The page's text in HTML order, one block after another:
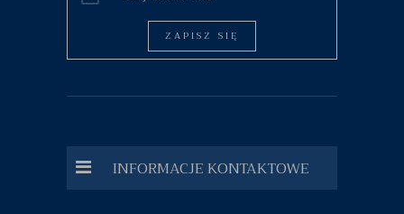
ZAPISZ SIĘ
INFORMACJE KONTAKTOWE